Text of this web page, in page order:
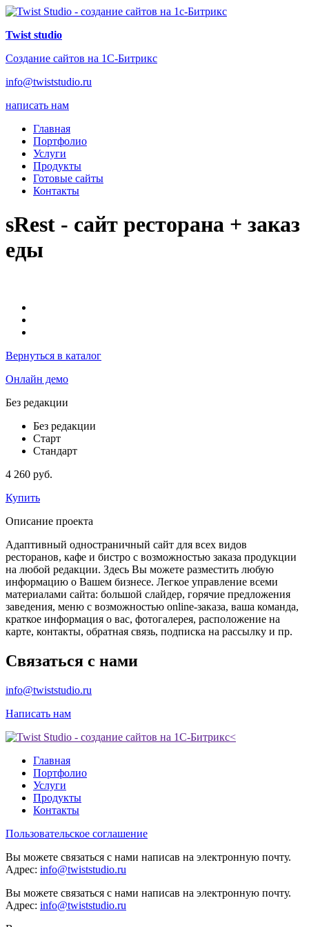
Twist studio
Создание сайтов на 1С-Битрикс
info@twiststudio.ru
написать нам
Главная
Портфолио
Услуги
Продукты
Готовые сайты
Контакты
sRest - сайт ресторана + заказ
еды
Вернуться в каталог
Онлайн демо
Без редакции
Без редакции
Старт
Стандарт
4 260 руб.
Купить
Описание проекта
Адаптивный одностраничный сайт для всех видов
ресторанов, кафе и бистро с возможностью заказа продукции
на любой редакции. Здесь Вы можете разместить любую
информацию о Вашем бизнесе. Легкое управление всеми
материалами сайта: большой слайдер, горячие предложения
заведения, меню с возможностью online-заказа, ваша команда,
краткое информация о вас, фотогалерея, расположение на
карте, контакты, обратная связь, подписка на рассылку и пр.
Связаться с нами
info@twiststudio.ru
Написать нам
Главная
Портфолио
Услуги
Продукты
Контакты
Пользовательское соглашение
Вы можете связаться с нами написав на электронную почту.
Адрес: info@twiststudio.ru
Вы можете связаться с нами написав на электронную почту.
Адрес: info@twiststudio.ru